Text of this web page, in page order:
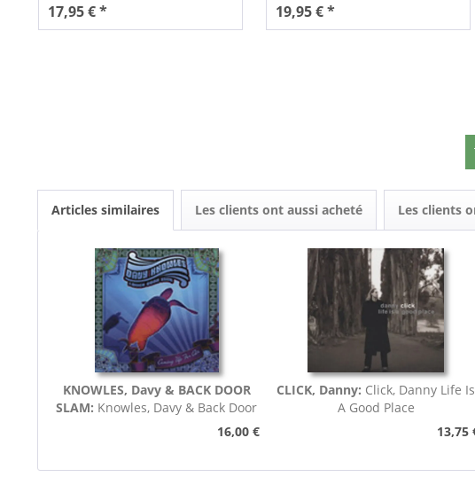
17,95 € * 19,95 € *
Articles similaires Les clients ont aussi acheté Les clients
KNOWLES, Davy & BACK DOOR
SLAM: Knowles, Davy & Back Door
Slam Coming Up For Air16,00 €
CLICK, Danny: Click, Danny Life Is
A Good Place
13,75